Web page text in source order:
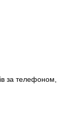
за телефоном,